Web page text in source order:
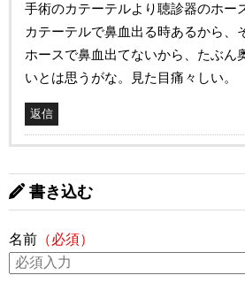
手術のカテーテルより聴診器のホー
カテーテルで鼻血出る時あるから、
ホースで鼻血出てないから、たぶん
いとは思うがな。見た目痛々しい。
返信
書き込む
名前 （必須）